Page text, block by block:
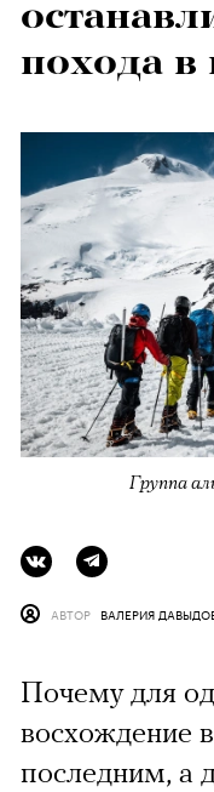
похода в
Группа
АВТОР ВАЛЕРИЯ
Почему для
восхождение
последним, а